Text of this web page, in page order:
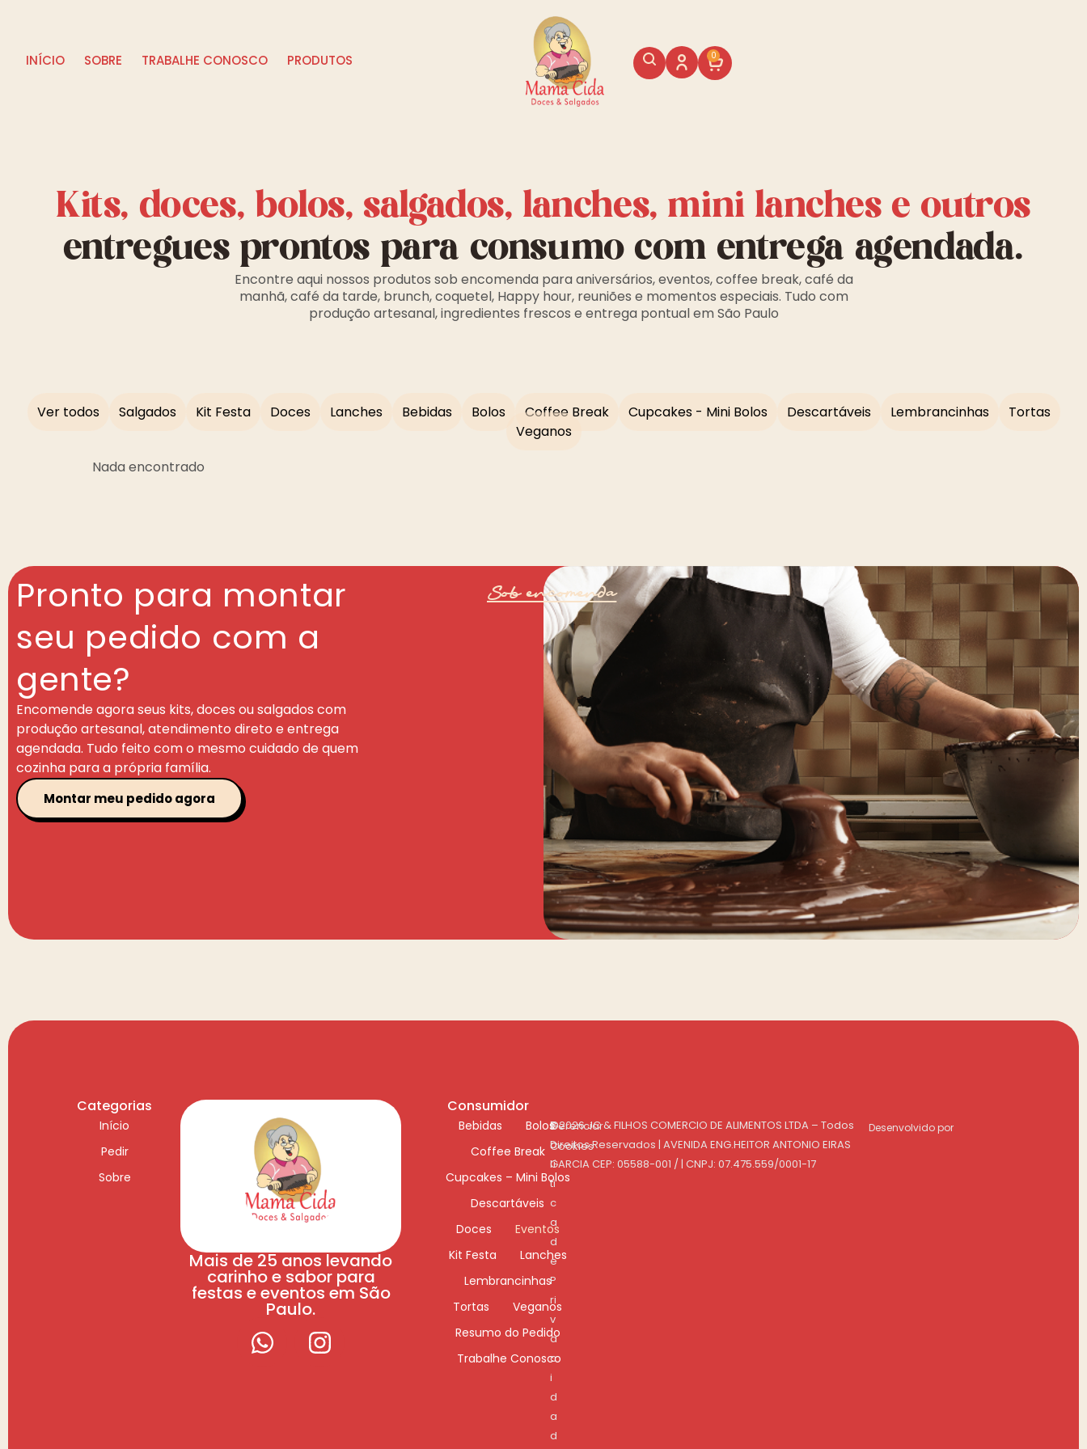
INÍCIO SOBRE TRABALHE CONOSCO PRODUTOS 0
Kits, doces, bolos, salgados, lanches, mini lanches e outros
entregues prontos para consumo com entrega agendada.
Encontre aqui nossos produtos sob encomenda para aniversários, eventos, coffee break, café da
manhã, café da tarde, brunch, coquetel, Happy hour, reuniões e momentos especiais. Tudo com
produção artesanal, ingredientes frescos e entrega pontual em São Paulo
Ver todos Salgados Kit Festa Doces Lanches Bebidas Bolos Coffee Break Cupcakes - Mini Bolos Descartáveis Lembrancinhas
Tortas
Veganos
Nada encontrado
Pronto para montar
seu pedido com a
gente?
Encomende agora seus kits, doces ou salgados com
produção artesanal, atendimento direto e entrega
agendada. Tudo feito com o mesmo cuidado de quem
cozinha para a própria família.
Montar meu pedido agora
Sob encomenda
Categorias
Início
Pedir
Sobre
Mais de 25 anos levando
carinho e sabor para
festas e eventos em São
Paulo.
Consumidor
Bebidas
Bolos
Coffee Break
Cupcakes – Mini Bolos
Descartáveis
Doces
Eventos
Kit Festa
Lanches
Lembrancinhas
Tortas
Veganos
Resumo do Pedido
Trabalhe Conosco
P
o
lí
ti
c
a
d
e
P
ri
v
a
c
i
d
a
d
Gerenciar
Cookies
©2026 JC & FILHOS COMERCIO DE ALIMENTOS LTDA – Todos
Direitos Reservados | AVENIDA ENG.HEITOR ANTONIO EIRAS
GARCIA CEP: 05588-001 / | CNPJ: 07.475.559/0001-17
Desenvolvido por